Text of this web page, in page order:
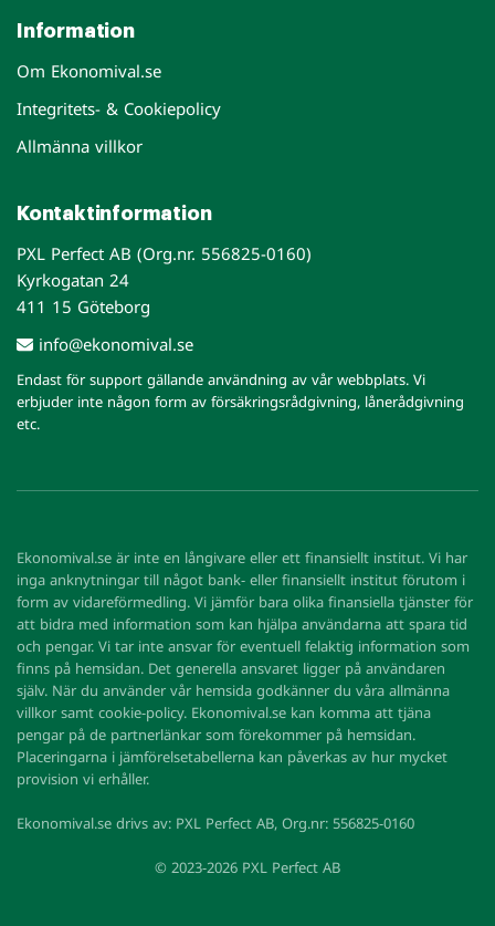
Information
Om Ekonomival.se
Integritets- & Cookiepolicy
Allmänna villkor
Kontaktinformation
PXL Perfect AB (Org.nr. 556825-0160)
Kyrkogatan 24
411 15 Göteborg
info@ekonomival.se
Endast för support gällande användning av vår webbplats. Vi
erbjuder inte någon form av försäkringsrådgivning, lånerådgivning
etc.
Ekonomival.se är inte en långivare eller ett finansiellt institut. Vi har
inga anknytningar till något bank- eller finansiellt institut förutom i
form av vidareförmedling. Vi jämför bara olika finansiella tjänster för
att bidra med information som kan hjälpa användarna att spara tid
och pengar. Vi tar inte ansvar för eventuell felaktig information som
finns på hemsidan. Det generella ansvaret ligger på användaren
själv. När du använder vår hemsida godkänner du våra allmänna
villkor samt cookie-policy. Ekonomival.se kan komma att tjäna
pengar på de partnerlänkar som förekommer på hemsidan.
Placeringarna i jämförelsetabellerna kan påverkas av hur mycket
provision vi erhåller.
Ekonomival.se drivs av: PXL Perfect AB, Org.nr: 556825-0160
© 2023-2026 PXL Perfect AB